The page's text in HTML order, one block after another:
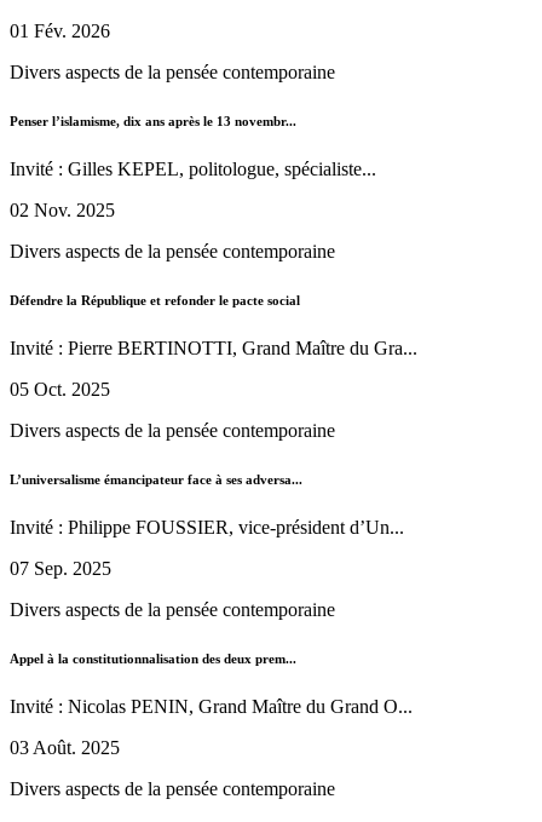
01 Fév. 2026
Divers aspects de la pensée contemporaine
Penser l’islamisme, dix ans après le 13 novembr...
Invité : Gilles KEPEL, politologue, spécialiste...
02 Nov. 2025
Divers aspects de la pensée contemporaine
Défendre la République et refonder le pacte social
Invité : Pierre BERTINOTTI, Grand Maître du Gra...
05 Oct. 2025
Divers aspects de la pensée contemporaine
L’universalisme émancipateur face à ses adversa...
Invité : Philippe FOUSSIER, vice-président d’Un...
07 Sep. 2025
Divers aspects de la pensée contemporaine
Appel à la constitutionnalisation des deux prem...
Invité : Nicolas PENIN, Grand Maître du Grand O...
03 Août. 2025
Divers aspects de la pensée contemporaine